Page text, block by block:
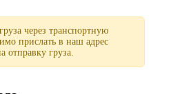
через транспортную
прислать в наш адрес
отправку груза.